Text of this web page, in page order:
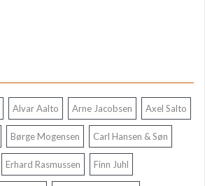
Alvar Aalto Arne Jacobsen Axel Salto
Børge Mogensen Carl Hansen & Søn
Erhard Rasmussen Finn Juhl